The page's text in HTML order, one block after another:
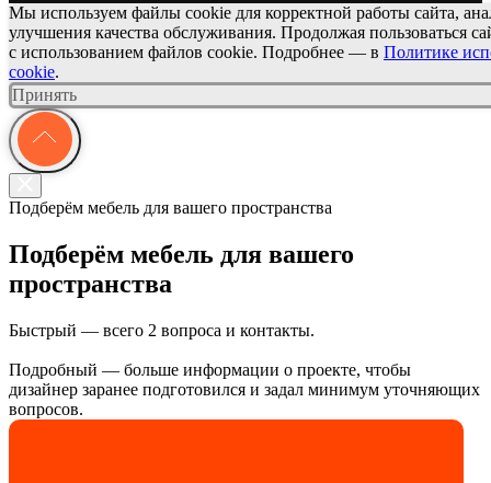
Мы используем файлы cookie для корректной работы сайта,
улучшения качества обслуживания. Продолжая пользоваться
с использованием файлов cookie. Подробнее — в Политике
cookie.
Принять
Подберём мебель для вашего пространства
Подберём мебель для вашего
пространства
Быстрый — всего 2 вопроса и контакты.
Подробный — больше информации о проекте, чтобы
дизайнер заранее подготовился и задал минимум уточняющих
вопросов.